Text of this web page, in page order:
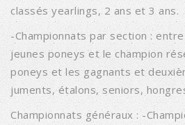
classés yearlings, 2 ans et 3 ans.
-Championnats par section :
jeunes poneys et le champion
poneys et les gagnants et
juments, étalons, seniors,
Championnats généraux : -